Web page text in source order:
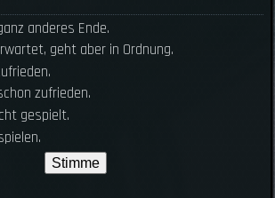
anderes Ende.
geht aber in Ordnung.
zufrieden.
gespielt.